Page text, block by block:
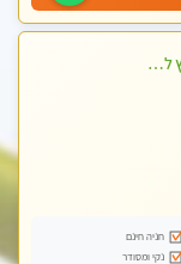
חדשה בירושלים -מומלץ לחלוטין!!כל סוגי העיסויים מעסה מקצועית ואיכותית פרטי!!!
חניה חינם
נקי ומסודר